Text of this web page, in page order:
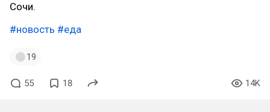
Сочи.
#новость #еда
19
55 18 14K